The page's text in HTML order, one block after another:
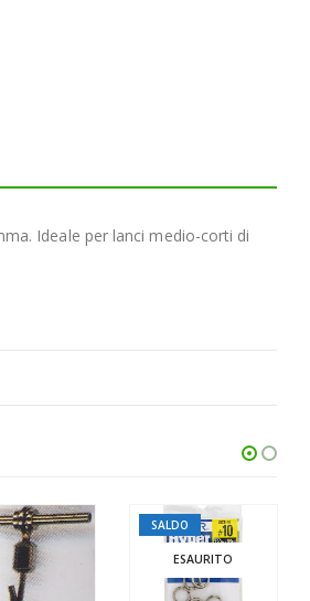
Ideale per lanci medio-corti di
SALDO
ESAURITO